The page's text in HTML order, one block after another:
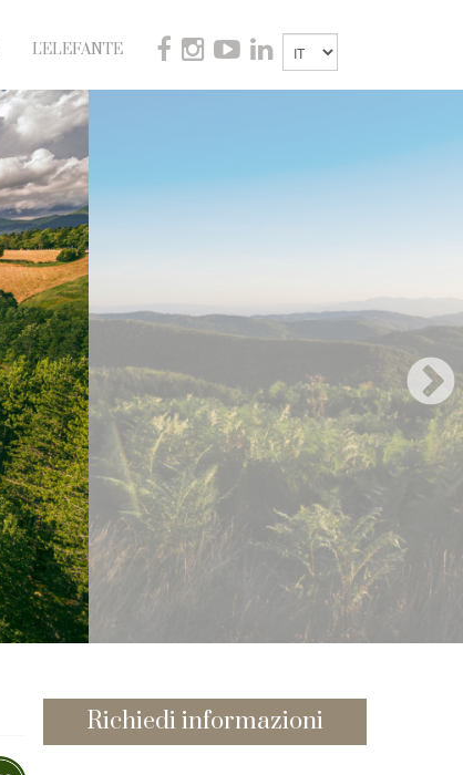
L'ELEFANTE
Richiedi informazioni